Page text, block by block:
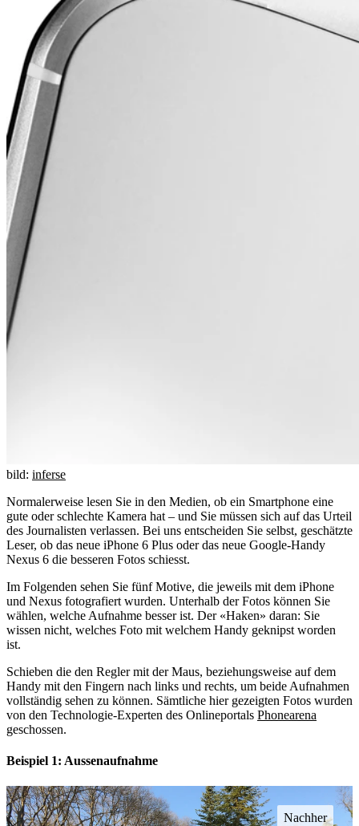
bild: inferse
Normalerweise lesen Sie in den Medien, ob ein Smartphone eine
gute oder schlechte Kamera hat – und Sie müssen sich auf das Urteil
des Journalisten verlassen. Bei uns entscheiden Sie selbst, geschätzte
Leser, ob das neue iPhone 6 Plus oder das neue Google-Handy
Nexus 6 die besseren Fotos schiesst.
Im Folgenden sehen Sie fünf Motive, die jeweils mit dem iPhone
und Nexus fotografiert wurden. Unterhalb der Fotos können Sie
wählen, welche Aufnahme besser ist. Der «Haken» daran: Sie
wissen nicht, welches Foto mit welchem Handy geknipst worden
ist.
Schieben die den Regler mit der Maus, beziehungsweise auf dem
Handy mit den Fingern nach links und rechts, um beide Aufnahmen
vollständig sehen zu können. Sämtliche hier gezeigten Fotos wurden
von den Technologie-Experten des Onlineportals Phonearena
geschossen.
Beispiel 1: Aussenaufnahme